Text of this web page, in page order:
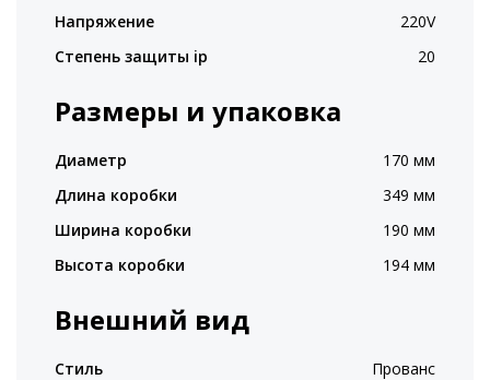
Напряжение
220V
Степень защиты ip
20
Размеры и упаковка
Диаметр
170 мм
Длина коробки
349 мм
Ширина коробки
190 мм
Высота коробки
194 мм
Внешний вид
Стиль
Прованс